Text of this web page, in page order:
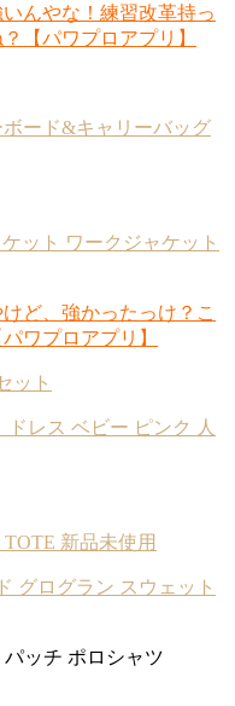
んやな！練習改革持っ
【パワプロアプリ】
ード&キャリーバッグ
ット ワークジャケット
ど、強かったっけ？こ
ワプロアプリ】
ット
レス ベビー ピンク 人
新品未使用
グログラン スウェット
ッチ ポロシャツ